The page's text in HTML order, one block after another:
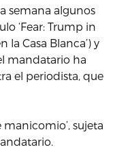
semana algunos
‘Fear: Trump in
la Casa Blanca’) y
mandatario ha
el periodista, que
manicomio’, sujeta